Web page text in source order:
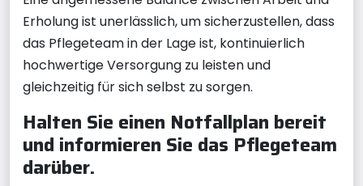
Erholung ist unerlässlich, um sicherzustellen, dass
das Pflegeteam in der Lage ist, kontinuierlich
hochwertige Versorgung zu leisten und
gleichzeitig für sich selbst zu sorgen.
Halten Sie einen Notfallplan bereit
und informieren Sie das Pflegeteam
darüber.